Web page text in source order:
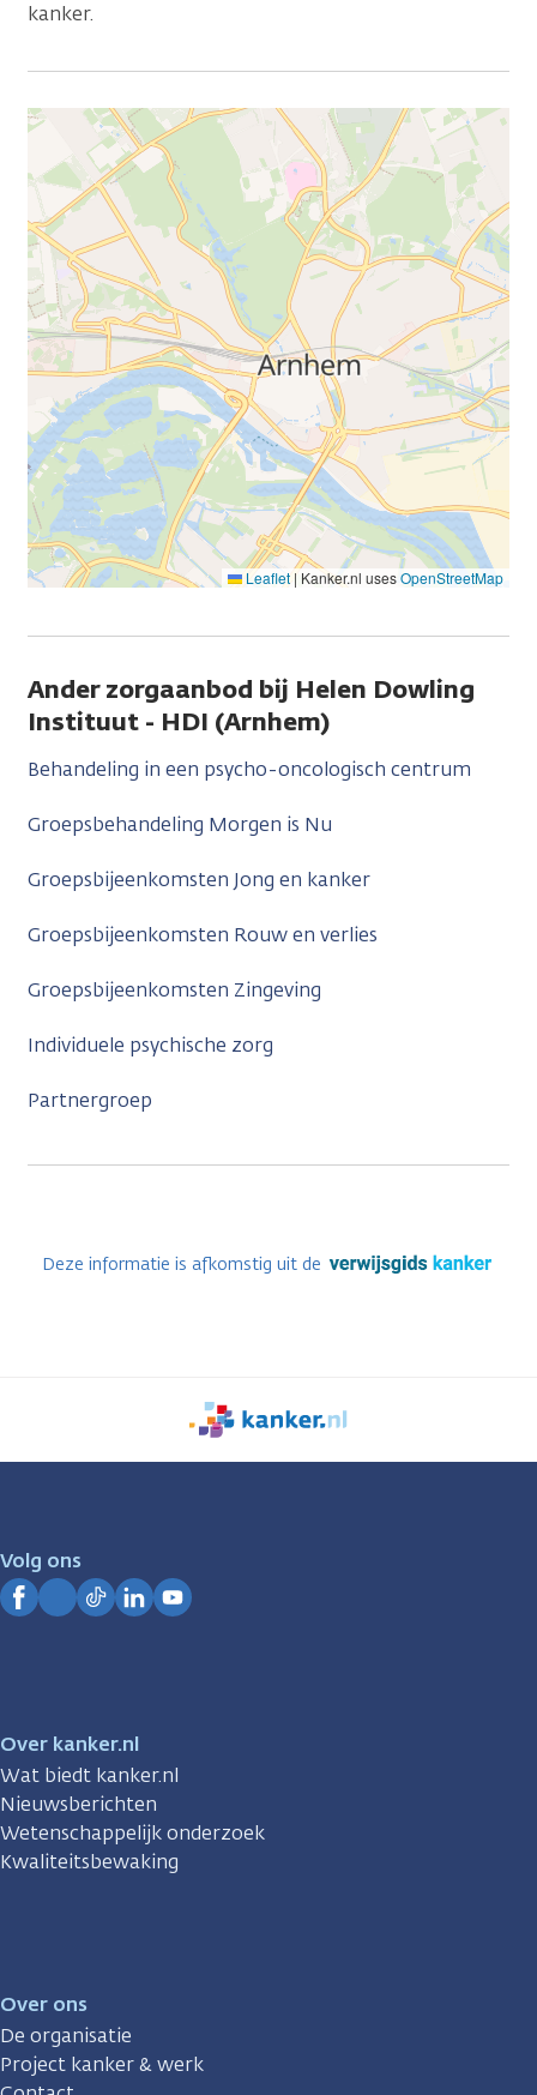
kanker.
Leaflet | Kanker.nl usesOpenStreetMap
Ander zorgaanbod bij Helen Dowling
Instituut - HDI (Arnhem)
Behandeling in een psycho-oncologisch centrum
Groepsbehandeling Morgen is Nu
Groepsbijeenkomsten Jong en kanker
Groepsbijeenkomsten Rouw en verlies
Groepsbijeenkomsten Zingeving
Individuele psychische zorg
Partnergroep
Deze informatie is afkomstig uit de
We
zijn
Volg ons
Over kanker.nl
Wat biedt kanker.nl
Nieuwsberichten
Wetenschappelijk onderzoek
Kwaliteitsbewaking
Over ons
De organisatie
Project kanker & werk